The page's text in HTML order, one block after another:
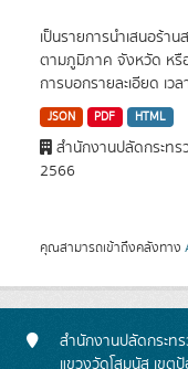
เป็นรายการนำเสนอร้า
ตามภูมิภาค จังหวัด หรื
การบอกรายละเอียด เ
JSON PDF HTML
สำนักงานปลัดกระทร
2566
คุณสามารถเข้าถึงคลังทาง
สำนักงานปลัดกระท
แขวงวัดโสมนัส เข